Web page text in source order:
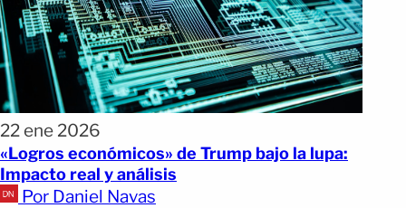
22 ene 2026
«Logros económicos» de Trump bajo la lupa:
Impacto real y análisis
Por Daniel Navas